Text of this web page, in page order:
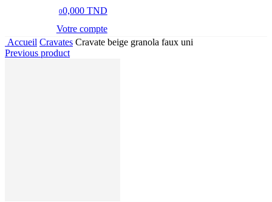
00,000 TND
Votre compte
Accueil Cravates Cravate beige granola faux uni
Previous product